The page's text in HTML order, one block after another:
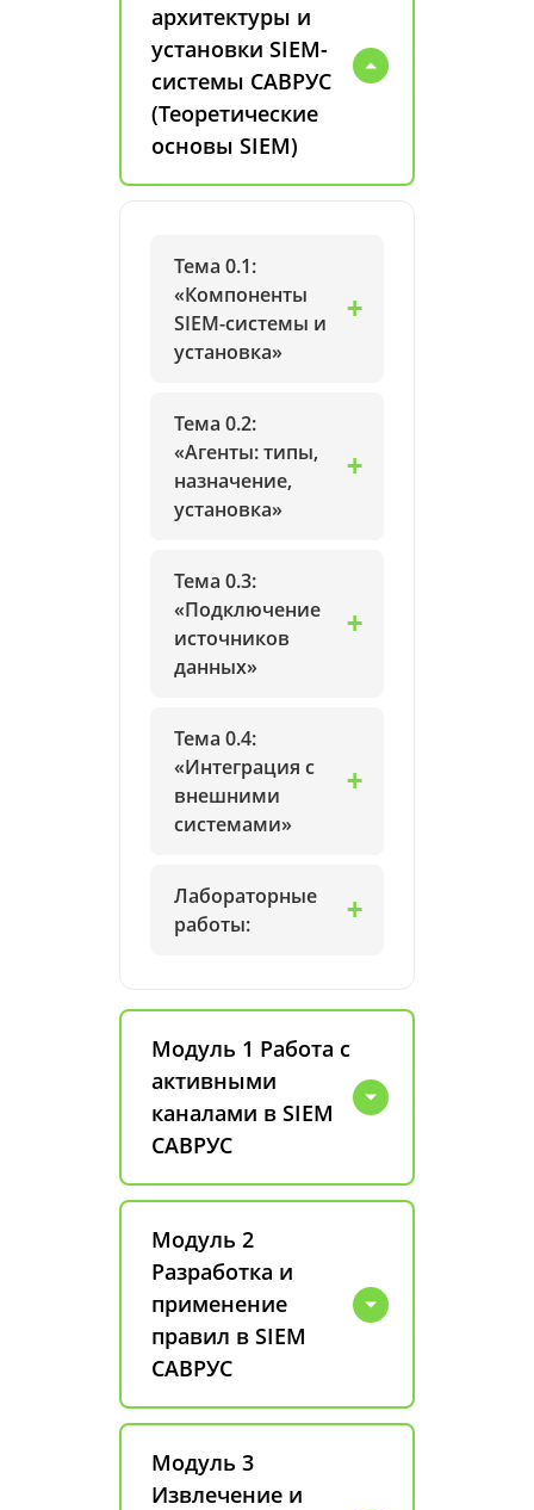
архитектуры и
установки SIEM-
системы САВРУС
(Теоретические
основы SIEM)
Тема 0.1:
«Компоненты
SIEM-системы и
установка»
Тема 0.2:
«Агенты: типы,
назначение,
установка»
Тема 0.3:
«Подключение
источников
данных»
Тема 0.4:
«Интеграция с
внешними
системами»
Лабораторные
работы:
Модуль 1 Работа с
активными
каналами в SIEM
САВРУС
Модуль 2
Разработка и
применение
правил в SIEM
САВРУС
Модуль 3
Извлечение и